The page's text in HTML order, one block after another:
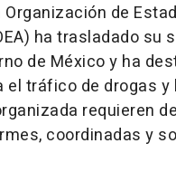
de
ha trasladado su
de México y ha
el tráfico de drogas y
requieren de
coordinadas y